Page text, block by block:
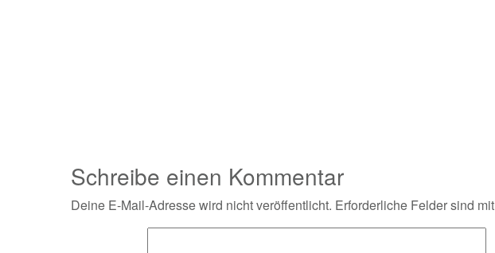
Schreibe einen Kommentar
Deine E-Mail-Adresse wird nicht veröffentlicht. Erforderliche Felder sind mit